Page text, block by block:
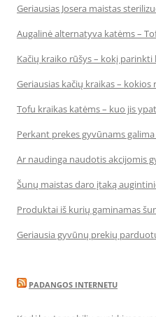
Geriausias Josera maistas
Augalinė alternatyva katėms –
Kačių kraiko rūšys – kokį parinkti
Geriausias kačių kraikas – kokios
Tofu kraikas katėms – kuo jis
Perkant prekes gyvūnams
Ar naudinga naudotis akcijomis
Šunų maistas daro įtaką
Produktai iš kurių gaminamas
Geriausia gyvūnų prekių
PADANGOS INTERNETU